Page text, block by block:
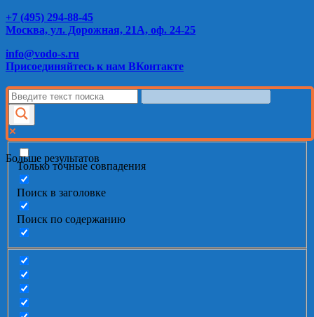
+7 (495) 294-88-45
Москва, ул. Дорожная, 21А, оф. 24-25
info@vodo-s.ru
Присоединяйтесь к нам ВКонтакте
Больше результатов
Только точные совпадения
Поиск в заголовке
Поиск по содержанию